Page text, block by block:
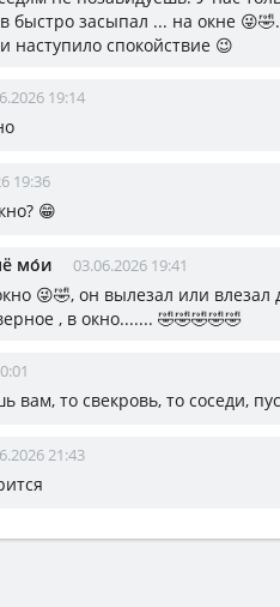
быстро засыпал ... на окне
наступило спокойствие 😉
19:14
19:36
😁
мо́и 03.06.2026 19:41
😜🤣, он вылезал или влезал
, в окно....... 🤣🤣🤣🤣🤣
вам, то свекровь, то соседи,
21:43